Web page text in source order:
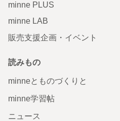
minne PLUS
minne LAB
販売支援企画・イベント
読みもの
minneとものづくりと
minne学習帖
ニュース